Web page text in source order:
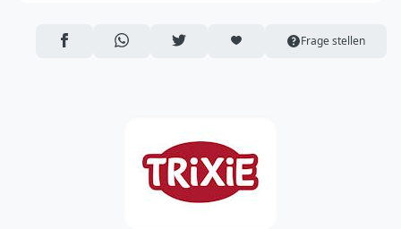
24963 Tarp
Deutschland
AUF FACEBOOK TEILEN
ÜBER WHATSAPP TEILEN
AUF TWITTER TEILENARTIKEL AUF DIE MERKLISTE
Frage stellen